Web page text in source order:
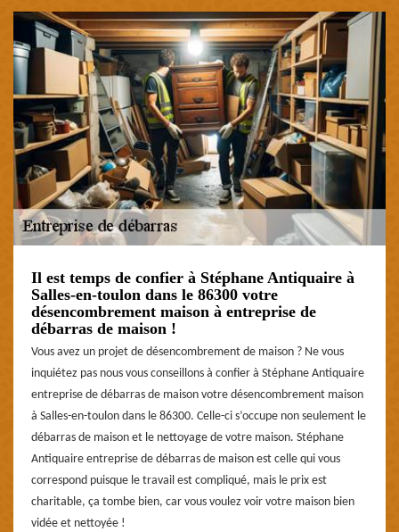
Il est temps de confier à Stéphane Antiquaire à
Salles-en-toulon dans le 86300 votre
désencombrement maison à entreprise de
débarras de maison !
Vous avez un projet de désencombrement de maison ? Ne vous
inquiétez pas nous vous conseillons à confier à Stéphane Antiquaire
entreprise de débarras de maison votre désencombrement maison
à Salles-en-toulon dans le 86300. Celle-ci s’occupe non seulement le
débarras de maison et le nettoyage de votre maison. Stéphane
Antiquaire entreprise de débarras de maison est celle qui vous
correspond puisque le travail est compliqué, mais le prix est
charitable, ça tombe bien, car vous voulez voir votre maison bien
vidée et nettoyée !